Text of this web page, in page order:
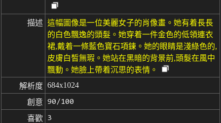
描述 這幅圖像是一位美麗女子的肖像畫。她有着長長
的白色飄逸的頭髮。她穿着一件金色的低領連衣
裙,戴着一條藍色寶石項鍊。她的眼睛是淺綠色的,
皮膚白皙無瑕。她站在黑暗的背景前,頭髮在風中
飄動。她臉上帶着沉思的表情。
解析度 684x1024
創意 90/100
喜歡 3